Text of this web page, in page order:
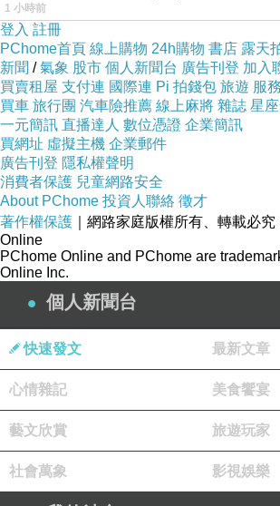
練乩童的部分與法師在訓練自身
在最初階段上基本上是相同的。
師在祭祀禮儀上的知識如獻敬、
公、接駕其他神明的禮節、相關
醫濟世，也要學會山、醫、命、
識，再者學習清壇、請神、調兵
犒軍、造橋過限、打城、補運改
儀式程序、咒文內容也需要熟習
乩童有時也會參與其中，乩童的
配合咒文的內容與儀式程序
「坐禁」就是閉關，也稱為「
禁」，通常由一禁到七禁不等，
要齋戒沐浴，閉關多在廟宇廂房
閉，禁止與閒雜人接觸，並用紅
面防人窺視，一方面防邪進入；
香，地舖草蓆作床，要頭不見天
煉；另設有簡易的衛浴設備，平
留一洞或是開一小側門作為送食
1 小時前
登入 註冊
PChome首頁 線上購物 24h購物 書店 露天
新聞 /氣象 股市 個人新聞台 廣告刊登 加入
買賣租屋 支付連 國際連 Pi 拍錢包 旅遊 服
買車 旅行團 汽車險推薦 線上麻將 雜誌 星
一元簡訊 直播達人 數位憑證 企業簡訊
買網址 虛擬主機 企業郵件
廣告刊登 隱私權聲明
消費者保護 兒童網路安全
About PChome 投資人聯絡 徵才
著作權保護 ｜網路家庭版權所有、轉載必究
Online
PChome Online and PChome are
Online Inc.
個人新聞台
快速發文 最新文章
心情雜記 美食饗宴
藝文欣賞 旅遊玩家
社會萬象 影視娛樂